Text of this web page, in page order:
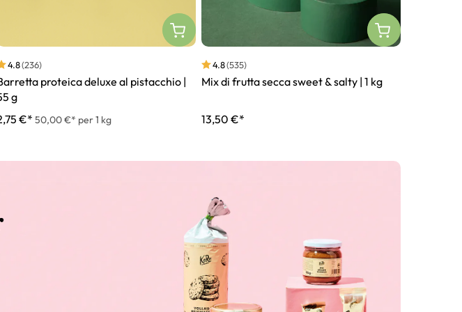
4.8(236)
proteica deluxe al pistacchio |
g
€* 50,00 €* per 1 kg
4.8(535)
Mix di frutta secca sweet & salty | 1 kg
13,50 €*